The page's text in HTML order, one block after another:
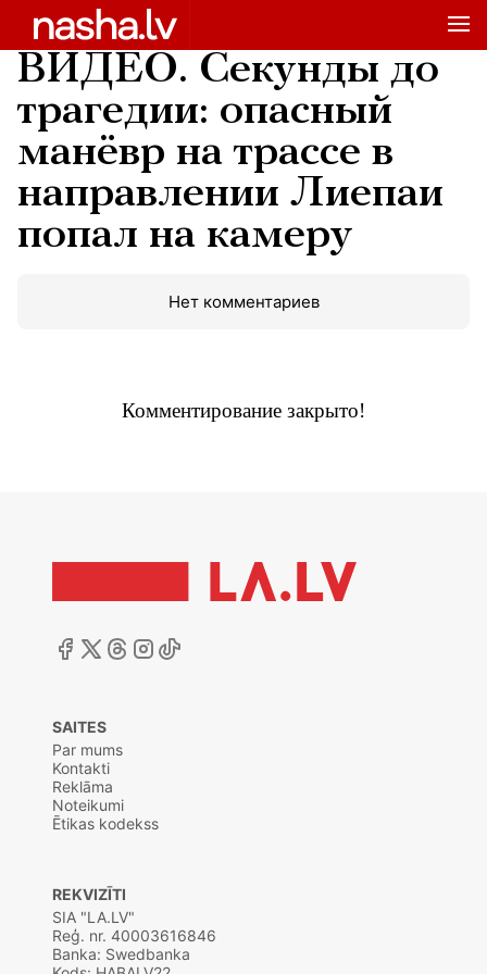
ВИДЕО. Секунды до
трагедии: опасный
манёвр на трассе в
направлении Лиепаи
попал на камеру
Нет комментариев
Комментирование закрыто!
SAITES
Par mums
Kontakti
Reklāma
Noteikumi
Ētikas kodekss
REKVIZĪTI
SIA "LA.LV"
Reģ. nr. 40003616846
Banka: Swedbanka